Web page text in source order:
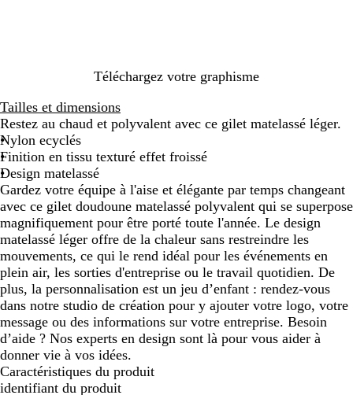
Téléchargez votre graphisme
Tailles et dimensions
Restez au chaud et polyvalent avec ce gilet matelassé léger.
Nylon ecyclés
Finition en tissu texturé effet froissé
Design matelassé
Gardez votre équipe à l'aise et élégante par temps changeant
avec ce gilet doudoune matelassé polyvalent qui se superpose
magnifiquement pour être porté toute l'année. Le design
matelassé léger offre de la chaleur sans restreindre les
mouvements, ce qui le rend idéal pour les événements en
plein air, les sorties d'entreprise ou le travail quotidien. De
plus, la personnalisation est un jeu d’enfant : rendez-vous
dans notre studio de création pour y ajouter votre logo, votre
message ou des informations sur votre entreprise. Besoin
d’aide ? Nos experts en design sont là pour vous aider à
donner vie à vos idées.
Caractéristiques du produit
identifiant du produit